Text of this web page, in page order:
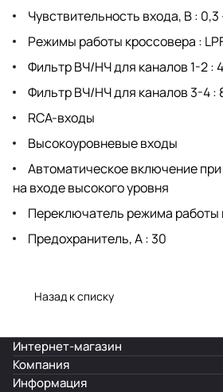
Чувствительность входа, В :
Режимы работы кроссовера :
Фильтр ВЧ/НЧ для каналов 1-2 :
Фильтр ВЧ/НЧ для каналов 3-4 :
RCA-входы
Высокоуровневые входы
Автоматическое включение
на входе высокого уровня
Переключатель режима работы
Предохранитель, А : 30
Назад к списку
Интернет-магазин
Компания
Информация